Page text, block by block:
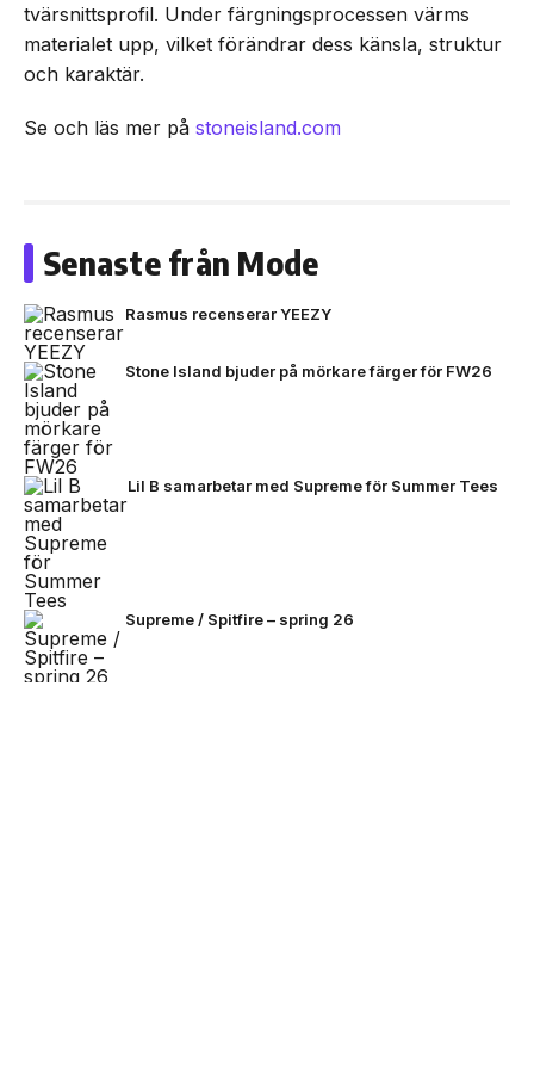
tvärsnittsprofil. Under färgningsprocessen värms
materialet upp, vilket förändrar dess känsla, struktur
och karaktär.
Se och läs mer på stoneisland.com
Senaste från Mode
Rasmus recenserar YEEZY
Stone Island bjuder på mörkare färger för FW26
Lil B samarbetar med Supreme för Summer Tees
Supreme / Spitfire – spring 26